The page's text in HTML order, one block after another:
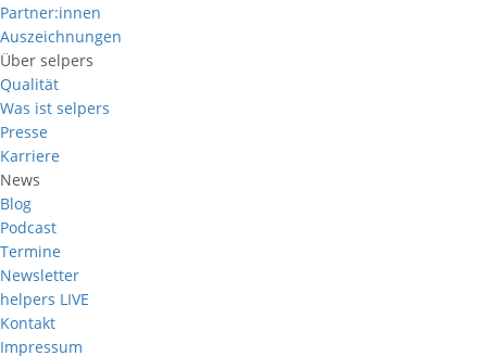
Partner:innen
Auszeichnungen
Über selpers
Qualität
Was ist selpers
Presse
Karriere
News
Blog
Podcast
Termine
Newsletter
helpers LIVE
Kontakt
Impressum